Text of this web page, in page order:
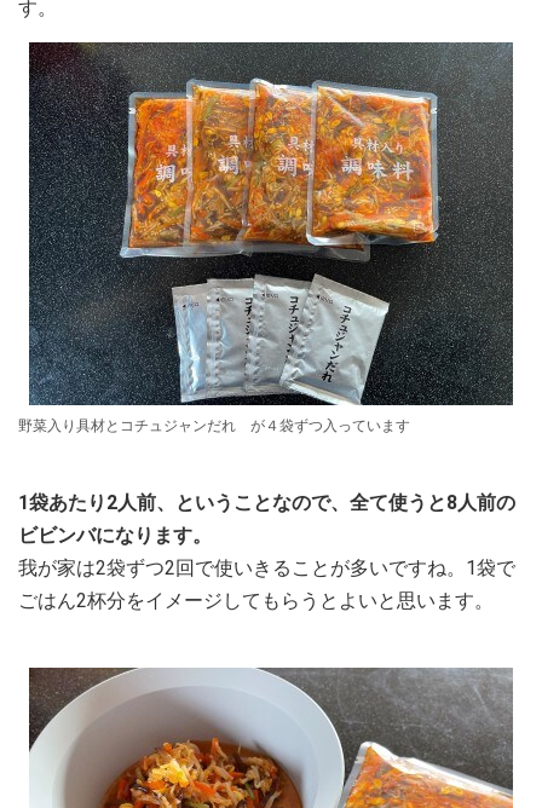
す。
野菜入り具材とコチュジャンだれ が４袋ずつ入っています
1袋あたり2人前、ということなので、全て使うと8人前の
ビビンバになります。
我が家は2袋ずつ2回で使いきることが多いですね。1袋で
ごはん2杯分をイメージしてもらうとよいと思います。